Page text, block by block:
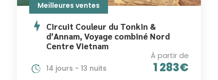
Meilleures ventes
Circuit Couleur du Tonkin &
d’Annam, Voyage combiné Nord
Centre Vietnam
À partir de
1 283€
14 jours - 13 nuits